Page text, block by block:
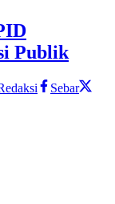
Publik
Sebar